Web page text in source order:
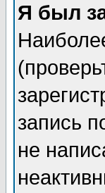
Я был
запись
не